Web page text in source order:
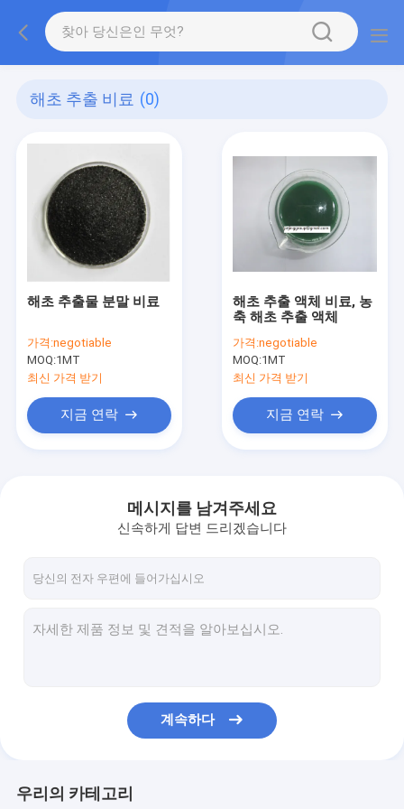
해초 추출 비료 (0)
해초 추출물 분말 비료
가격:negotiable
MOQ:1MT
최신 가격 받기
지금 연락
해초 추출 액체 비료, 농
축 해초 추출 액체
가격:negotiable
MOQ:1MT
최신 가격 받기
지금 연락
메시지를 남겨주세요
신속하게 답변 드리겠습니다
계속하다
우리의 카테고리